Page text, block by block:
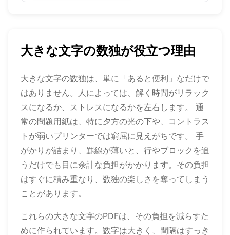
大きな文字の数独が役立つ理由
大きな文字の数独は、単に「あると便利」なだけで
はありません。人によっては、解く時間がリラック
スになるか、ストレスになるかを左右します。 通
常の問題用紙は、特に夕方の光の下や、コントラス
トが弱いプリンターでは窮屈に見えがちです。 手
がかりが詰まり、罫線が薄いと、行やブロックを追
うだけでも目に余計な負担がかかります。その負担
はすぐに積み重なり、数独の楽しさを奪ってしまう
ことがあります。
これらの大きな文字のPDFは、その負担を減らすた
めに作られています。数字は大きく、間隔はすっき